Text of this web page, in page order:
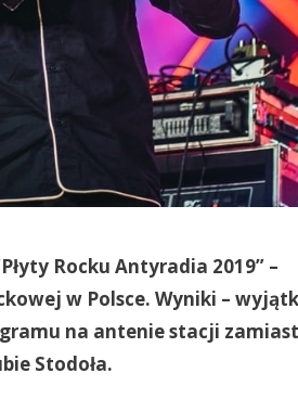
Rocku Antyradia 2019” –
w Polsce. Wyniki –
na antenie stacji
Stodoła.